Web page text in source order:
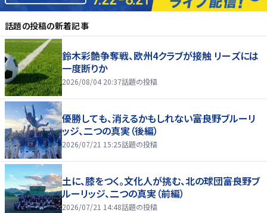
話題の投稿の新着記事
鈴木彩艶争奪戦、欧州4クラブが接触 リーズには
一度断りか
2026/08/04 20:37話題の投稿
優勝しても、消えるかもしれない――富良野ブルーリ
ッジ、二つの真実（後編）
2026/07/21 15:25話題の投稿
土に、膝をつく。文化人が挑む、北の球団――富良野ブ
ルーリッジ、二つの真実（前編）
2026/07/21 14:48話題の投稿